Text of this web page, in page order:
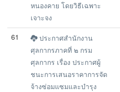
หนองคาย โดยวิธีเฉพาะ
เจาะจง
61
ประกาศสำนักงาน
ศุลกากรภาคที่ ๒ กรม
ศุลกากร เรื่อง ประกาศผู้
ชนะการเสนอราคาการจัด
จ้างซ่อมแซมและบำรุง